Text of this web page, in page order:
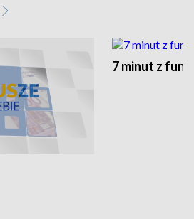
7 minut z